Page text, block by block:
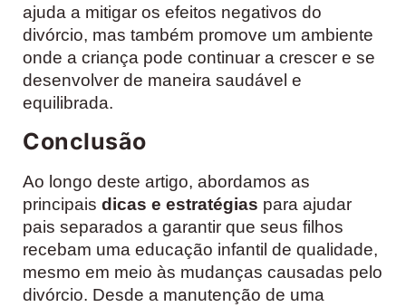
ajuda a mitigar os efeitos negativos do
divórcio, mas também promove um ambiente
onde a criança pode continuar a crescer e se
desenvolver de maneira saudável e
equilibrada.
Conclusão
Ao longo deste artigo, abordamos as
principais dicas e estratégias para ajudar
pais separados a garantir que seus filhos
recebam uma educação infantil de qualidade,
mesmo em meio às mudanças causadas pelo
divórcio. Desde a manutenção de uma